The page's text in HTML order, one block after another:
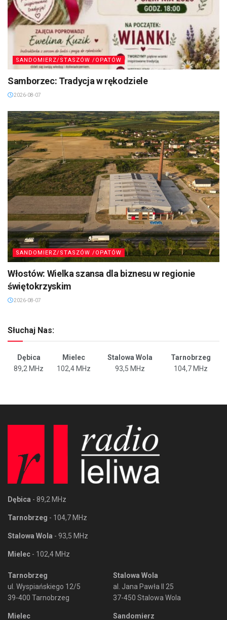
SANDOMIERZ/STASZÓW /OPATÓW
Samborzec: Tradycja w rękodziele
2026-08-07
SANDOMIERZ/STASZÓW /OPATÓW
Włostów: Wielka szansa dla biznesu w regionie
świętokrzyskim
2026-08-07
Słuchaj Nas:
Dębica Mielec Stalowa Wola
Tarnobrzeg
89,2 MHz
102,4 MHz 93,5 MHz 104,7 MHz
Dębica - 89,2 MHz
Tarnobrzeg - 104,7 MHz
Stalowa Wola - 93,5 MHz
Mielec - 102,4 MHz
Tarnobrzeg
ul. Wyspiańskiego 12/5
39-400 Tarnobrzeg
Mielec
Stalowa Wola
al. Jana Pawła II 25
37-450 Stalowa Wola
Sandomierz